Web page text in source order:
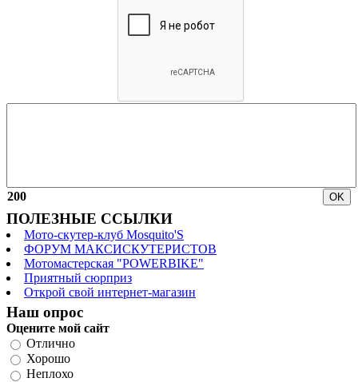
200
ПОЛЕЗНЫЕ ССЫЛКИ
Мото-скутер-клуб Mosquito'S
ФОРУМ МАКСИСКУТЕРИСТОВ
Мотомастерская "POWERBIKE"
Приятный сюрприз
Открой свой интернет-магазин
Наш опрос
Оцените мой сайт
Отлично
Хорошо
Неплохо